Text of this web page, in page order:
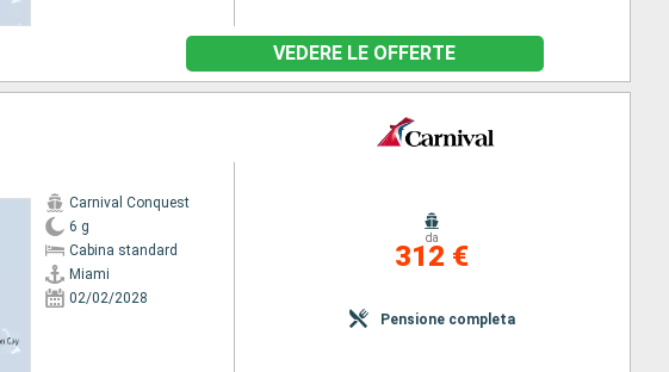
VEDERE LE OFFERTE
Carnival Conquest
6 g
Cabina standard
Miami
02/02/2028
da
312 €
Pensione completa